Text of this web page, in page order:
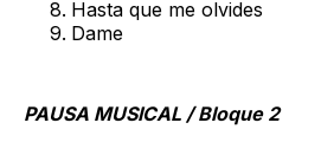
Hasta que me olvides
Dame
PAUSA MUSICAL / Bloque 2